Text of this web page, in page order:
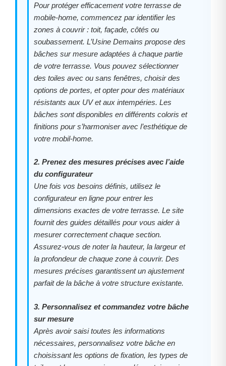
Pour protéger efficacement votre terrasse de
mobile-home, commencez par identifier les
zones à couvrir : toit, façade, côtés ou
soubassement. L’Usine Demains propose des
bâches sur mesure adaptées à chaque partie
de votre terrasse. Vous pouvez sélectionner
des toiles avec ou sans fenêtres, choisir des
options de portes, et opter pour des matériaux
résistants aux UV et aux intempéries. Les
bâches sont disponibles en différents coloris et
finitions pour s’harmoniser avec l’esthétique de
votre mobil-home.
2. Prenez des mesures précises avec l’aide
du configurateur
Une fois vos besoins définis, utilisez le
configurateur en ligne pour entrer les
dimensions exactes de votre terrasse. Le site
fournit des guides détaillés pour vous aider à
mesurer correctement chaque section.
Assurez-vous de noter la hauteur, la largeur et
la profondeur de chaque zone à couvrir. Des
mesures précises garantissent un ajustement
parfait de la bâche à votre structure existante.
3. Personnalisez et commandez votre bâche
sur mesure
Après avoir saisi toutes les informations
nécessaires, personnalisez votre bâche en
choisissant les options de fixation, les types de